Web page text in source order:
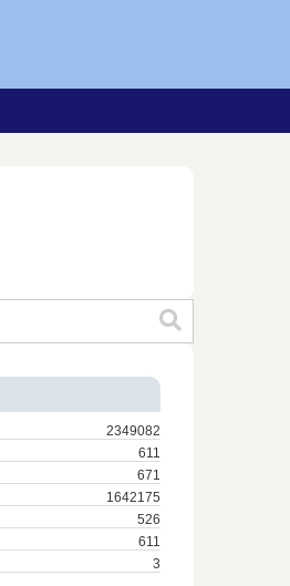
2349082
611
671
1642175
526
611
3